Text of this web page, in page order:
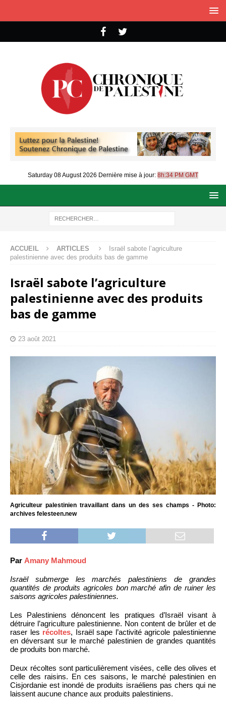
Saturday 08 August 2026 Dernière mise à jour: 8h:34 PM GMT
ACCUEIL ARTICLES
Israël sabote l’agriculture
palestinienne avec des produits bas de gamme
Israël sabote l’agriculture
palestinienne avec des produits
bas de gamme
23 août 2021
Agriculteur palestinien travaillant dans un des ses champs - Photo:
archives felesteen.new
Par Amany Mahmoud
Israël submerge les marchés palestiniens de grandes
quantités de produits agricoles bon marché afin de ruiner les
saisons agricoles palestiniennes.
Les Palestiniens dénoncent les pratiques d’Israël visant à
détruire l’agriculture palestinienne. Non content de brûler et de
raser les récoltes, Israël sape l’activité agricole palestinienne
en déversant sur le marché palestinien de grandes quantités
de produits bon marché.
Deux récoltes sont particulièrement visées, celle des olives et
celle des raisins. En ces saisons, le marché palestinien en
Cisjordanie est inondé de produits israéliens pas chers qui ne
laissent aucune chance aux produits palestiniens.